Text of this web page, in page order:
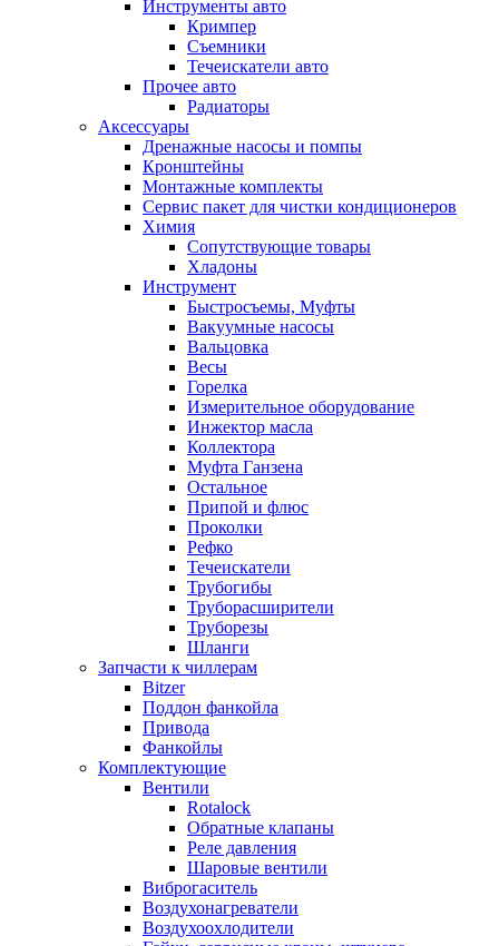
Инструменты авто
Кримпер
Съемники
Течеискатели авто
Прочее авто
Радиаторы
Аксессуары
Дренажные насосы и помпы
Кронштейны
Монтажные комплекты
Сервис пакет для чистки кондиционеров
Химия
Сопутствующие товары
Хладоны
Инструмент
Быстросъемы, Муфты
Вакуумные насосы
Вальцовка
Весы
Горелка
Измерительное оборудование
Инжектор масла
Коллектора
Муфта Ганзена
Остальное
Припой и флюс
Проколки
Рефко
Течеискатели
Трубогибы
Труборасширители
Труборезы
Шланги
Запчасти к чиллерам
Bitzer
Поддон фанкойла
Привода
Фанкойлы
Комплектующие
Вентили
Rotalock
Обратные клапаны
Реле давления
Шаровые вентили
Виброгаситель
Воздухонагреватели
Воздухоохлодители